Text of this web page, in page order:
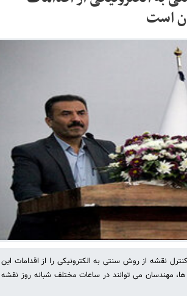
است
نقشه از روش سنتی به الکترونیکی را از اقدامات این
مهندسان می توانند در ساعات مختلف شبانه روز نقشه